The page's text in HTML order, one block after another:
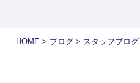
HOME> ブログ> スタッフブログ